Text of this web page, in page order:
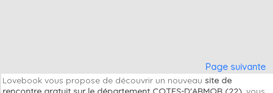
Page suivante
Lovebook vous propose de découvrir un nouveau site de